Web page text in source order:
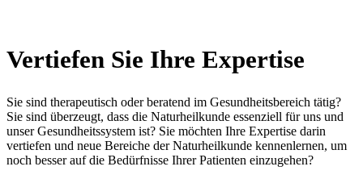
Vertiefen Sie Ihre Expertise
Sie sind therapeutisch oder beratend im Gesundheitsbereich tätig?
Sie sind überzeugt, dass die Naturheilkunde essenziell für uns und
unser Gesundheitssystem ist? Sie möchten Ihre Expertise darin
vertiefen und neue Bereiche der Naturheilkunde kennenlernen, um
noch besser auf die Bedürfnisse Ihrer Patienten einzugehen?